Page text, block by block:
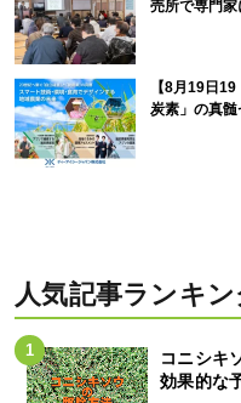
売所で専門
【8月19日
炭素」の真髄
人気記事ランキ
コニシキ
効果的な